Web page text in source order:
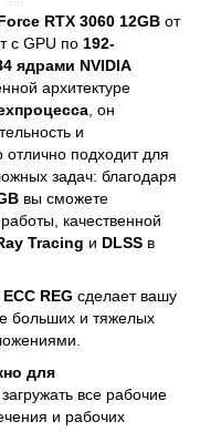
RTX 3060 12GB от
с GPU по 192-
ядрами NVIDIA
архитектуре
, он
и
подходит для
задач: благодаря
вы сможете
качественной
Tracing и DLSS в
REG сделает вашу
больших и тяжелых
для
все рабочие
и рабочих